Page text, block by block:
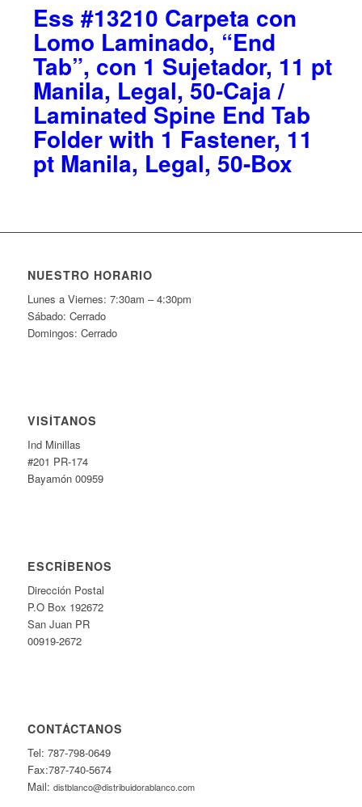
Ess #13210 Carpeta con
Lomo Laminado, “End
Tab”, con 1 Sujetador, 11 pt
Manila, Legal, 50-Caja /
Laminated Spine End Tab
Folder with 1 Fastener, 11
pt Manila, Legal, 50-Box
NUESTRO HORARIO
Lunes a Viernes: 7:30am – 4:30pm
Sábado: Cerrado
Domingos: Cerrado
VISÍTANOS
Ind Minillas
#201 PR-174
Bayamón 00959
ESCRÍBENOS
Dirección Postal
P.O Box 192672
San Juan PR
00919-2672
CONTÁCTANOS
Tel: 787-798-0649
Fax:787-740-5674
Mail: distblanco@distribuidorablanco.com